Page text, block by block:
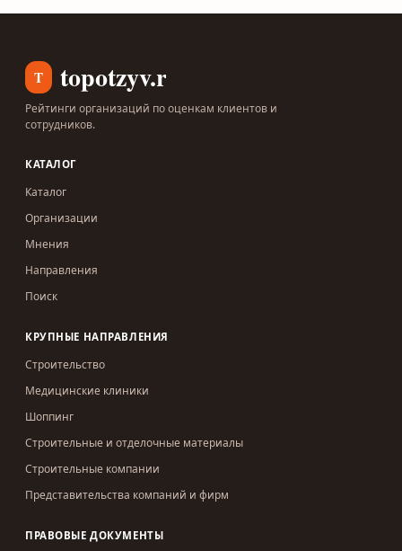
T topotzyv.ru
Рейтинги организаций по оценкам клиентов и
сотрудников.
КАТАЛОГ
Каталог
Организации
Мнения
Направления
Поиск
КРУПНЫЕ НАПРАВЛЕНИЯ
Строительство
Медицинские клиники
Шоппинг
Строительные и отделочные материалы
Строительные компании
Представительства компаний и фирм
ПРАВОВЫЕ ДОКУМЕНТЫ